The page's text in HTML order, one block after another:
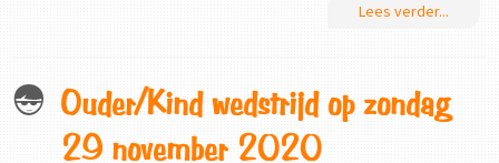
Lees verder...
Ouder/Kind wedstrijd op zondag
29 november 2020